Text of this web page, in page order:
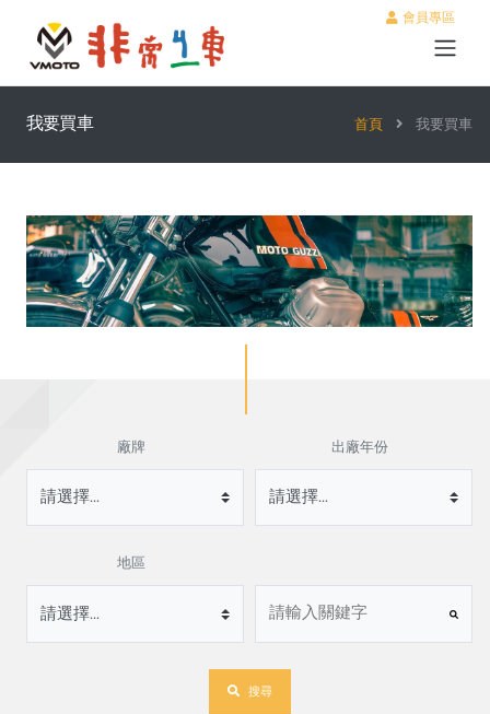
會員專區
我要買車 首頁 我要買車
廠牌 出廠年份
地區
搜尋